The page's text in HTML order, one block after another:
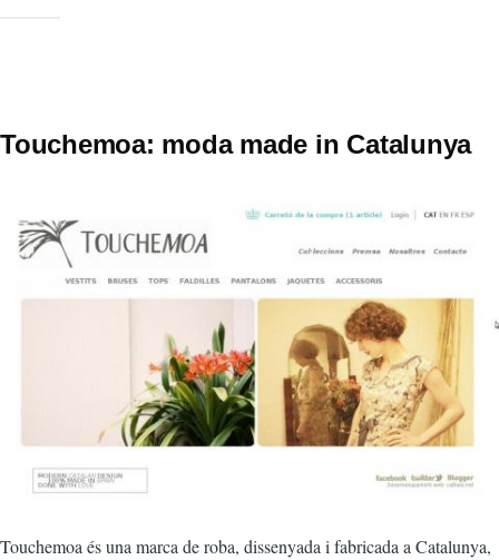
Touchemoa: moda made in Catalunya
Touchemoa és una marca de roba, dissenyada i fabricada a Catalunya,